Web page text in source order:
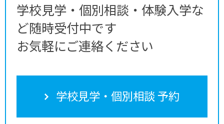
学校見学・個別相談・体験入学な
ど随時受付中です
お気軽にご連絡ください
学校見学・個別相談 予約